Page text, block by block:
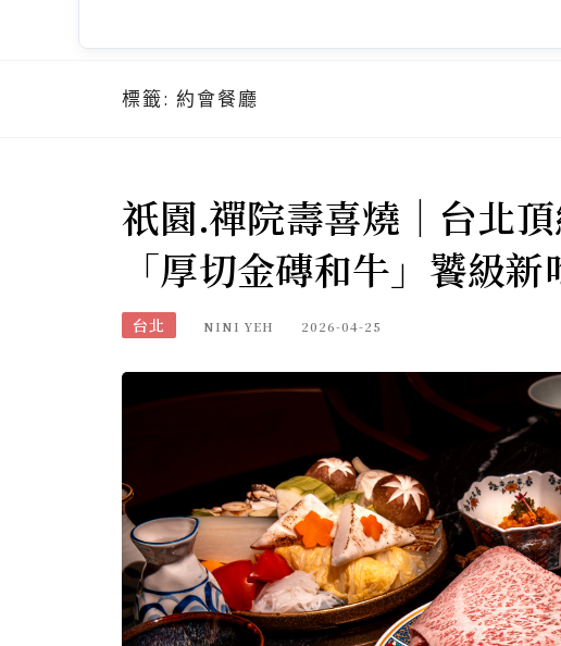
標籤: 約會餐廳
祇園.禪院壽喜燒｜台北
「厚切金磚和牛」饕級新
台北 NINI YEH 2026-04-25